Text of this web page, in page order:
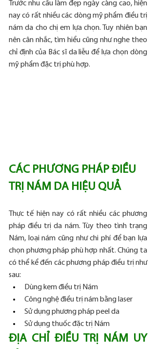
Trước nhu cầu làm đẹp ngày càng cao, hiện
nay có rất nhiều các dòng mỹ phẩm điều trị
nám da cho chị em lựa chọn. Tuy nhiên bạn
nên cân nhắc, tìm hiểu cũng như nghe theo
chỉ định của Bác sĩ da liễu để lựa chọn dòng
mỹ phẩm đặc trị phù hợp.
CÁC PHƯƠNG PHÁP ĐIỀU
TRỊ NÁM DA HIỆU QUẢ
Thực tế hiện nay có rất nhiều các phương
pháp điều trị da nám. Tùy theo tình trạng
Nám, loại nám cũng như chi phí để bạn lựa
chọn phương pháp phù hợp nhất. Chúng ta
có thể kể đến các phương pháp điều trị như
sau:
Dùng kem điều trị Nám
Công nghệ điều trị nám bằng laser
Sử dụng phương pháp peel da
Sử dụng thuốc đặc trị Nám
ĐỊA CHỈ ĐIỀU TRỊ NÁM UY